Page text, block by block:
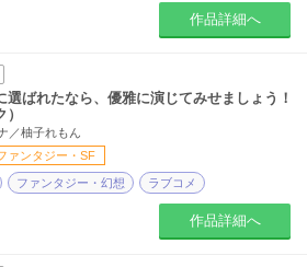
作品詳細へ
選ばれたなら、優雅に演じてみせましょう！
／柚子れもん
ァンタジー・SF
ファンタジー・幻想 ラブコメ
作品詳細へ